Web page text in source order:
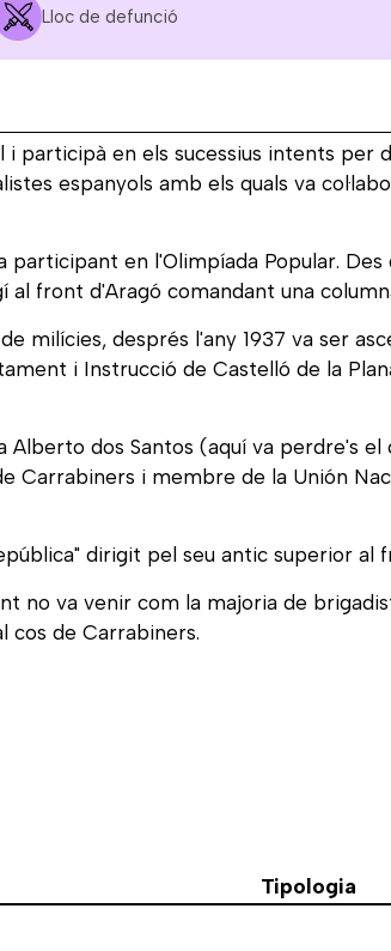
Lloc de defunció
participà en els sucessius intents
espanyols amb els quals va
participant en l'Olimpíada Popular.
front d'Aragó comandant una
milícies, després l'any 1937 va ser
i Instrucció de Castelló de la
Alberto dos Santos (aquí va perdre's
Carrabiners i membre de la Unión
dirigit pel seu antic superior al
no va venir com la majoria de
cos de Carrabiners.
Tipologia